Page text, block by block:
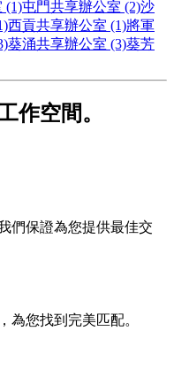
(1)屯門共享辦公室 (2)沙
西貢共享辦公室 (1)將軍
葵涌共享辦公室 (3)葵芳
作空間。
們保證為您提供最佳交
為您找到完美匹配。